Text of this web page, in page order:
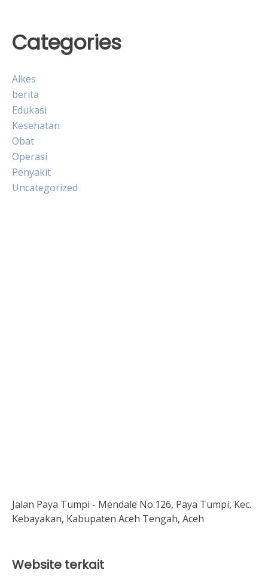
Categories
Alkes
berita
Edukasi
Kesehatan
Obat
Operasi
Penyakit
Uncategorized
Jalan Paya Tumpi - Mendale No.126, Paya Tumpi, Kec.
Kebayakan, Kabupaten Aceh Tengah, Aceh
Website terkait